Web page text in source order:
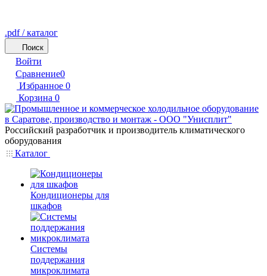
.pdf / каталог
Поиск
Войти
Сравнение0
Избранное 0
Корзина 0
Российский разработчик и производитель климатического
оборудования
Каталог
Кондиционеры для
шкафов
Системы
поддержания
микроклимата